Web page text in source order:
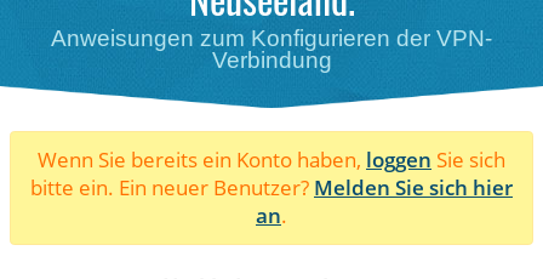
Anweisungen zum Konfigurieren der VPN-
Verbindung
Wenn Sie bereits ein Konto haben, loggen Sie sich
bitte ein. Ein neuer Benutzer? Melden Sie sich hier
an.